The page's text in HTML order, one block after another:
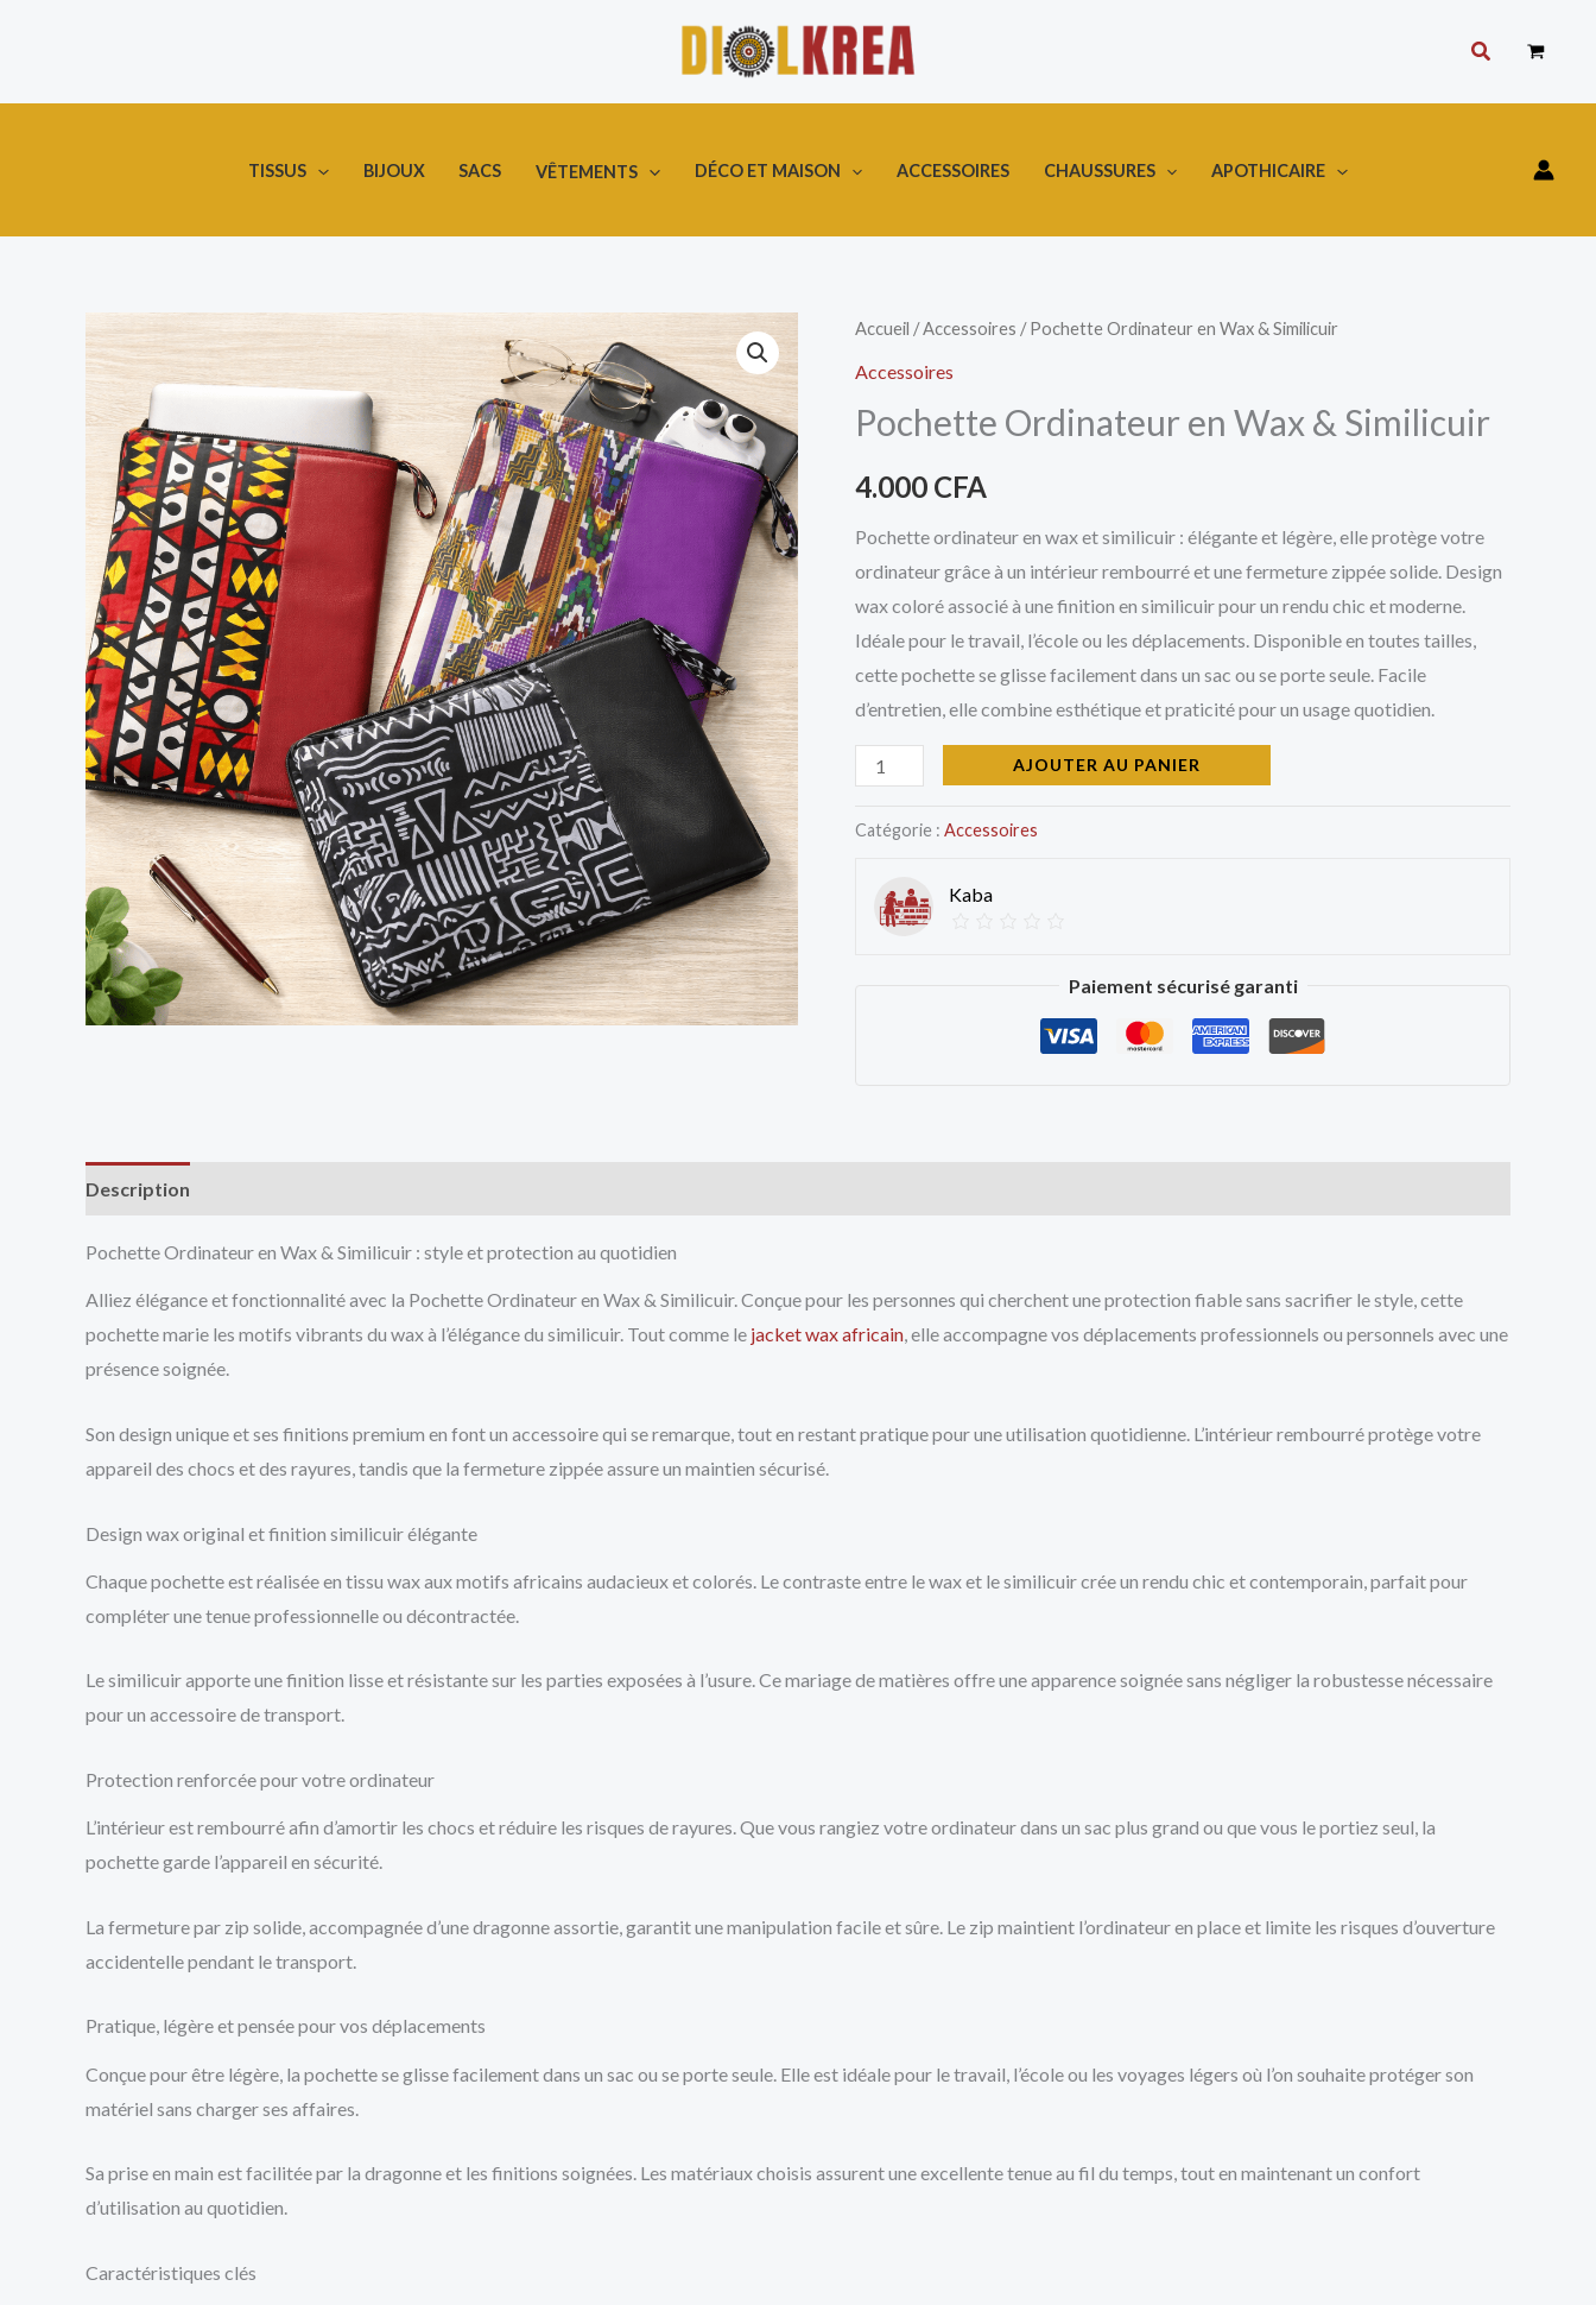
Rechercher
TISSUS BIJOUX SACS VÊTEMENTS DÉCO ET MAISON ACCESSOIRES CHAUSSURES APOTHICAIRE
Accueil /Accessoires / Pochette Ordinateur en Wax & Similicuir
Accessoires
Pochette Ordinateur en Wax & Similicuir
4.000 CFA
Pochette ordinateur en wax et similicuir : élégante et légère, elle protège votre
ordinateur grâce à un intérieur rembourré et une fermeture zippée solide. Design
wax coloré associé à une finition en similicuir pour un rendu chic et moderne.
Idéale pour le travail, l’école ou les déplacements. Disponible en toutes tailles,
cette pochette se glisse facilement dans un sac ou se porte seule. Facile
d’entretien, elle combine esthétique et praticité pour un usage quotidien.
quantité
de
Ordinateur
Wax
&
Similicuir
AJOUTER AU PANIER
Catégorie : Accessoires
Kaba
Paiement sécurisé garanti
Description
Pochette Ordinateur en Wax & Similicuir : style et protection au quotidien
Alliez élégance et fonctionnalité avec la Pochette Ordinateur en Wax & Similicuir. Conçue pour les personnes qui cherchent une protection fiable sans sacrifier le style, cette
pochette marie les motifs vibrants du wax à l’élégance du similicuir. Tout comme le jacket wax africain, elle accompagne vos déplacements professionnels ou personnels avec une
présence soignée.
Son design unique et ses finitions premium en font un accessoire qui se remarque, tout en restant pratique pour une utilisation quotidienne. L’intérieur rembourré protège votre
appareil des chocs et des rayures, tandis que la fermeture zippée assure un maintien sécurisé.
Design wax original et finition similicuir élégante
Chaque pochette est réalisée en tissu wax aux motifs africains audacieux et colorés. Le contraste entre le wax et le similicuir crée un rendu chic et contemporain, parfait pour
compléter une tenue professionnelle ou décontractée.
Le similicuir apporte une finition lisse et résistante sur les parties exposées à l’usure. Ce mariage de matières offre une apparence soignée sans négliger la robustesse nécessaire
pour un accessoire de transport.
Protection renforcée pour votre ordinateur
L’intérieur est rembourré afin d’amortir les chocs et réduire les risques de rayures. Que vous rangiez votre ordinateur dans un sac plus grand ou que vous le portiez seul, la
pochette garde l’appareil en sécurité.
La fermeture par zip solide, accompagnée d’une dragonne assortie, garantit une manipulation facile et sûre. Le zip maintient l’ordinateur en place et limite les risques d’ouverture
accidentelle pendant le transport.
Pratique, légère et pensée pour vos déplacements
Conçue pour être légère, la pochette se glisse facilement dans un sac ou se porte seule. Elle est idéale pour le travail, l’école ou les voyages légers où l’on souhaite protéger son
matériel sans charger ses affaires.
Sa prise en main est facilitée par la dragonne et les finitions soignées. Les matériaux choisis assurent une excellente tenue au fil du temps, tout en maintenant un confort
d’utilisation au quotidien.
Caractéristiques clés